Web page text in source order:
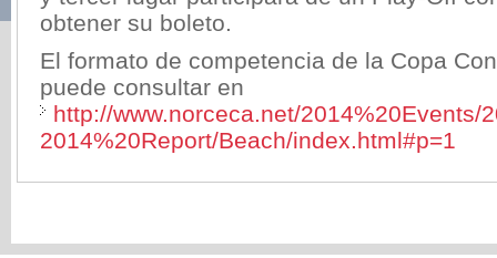
obtener su boleto.
El formato de competencia de la Copa
puede consultar en
http://www.norceca.net/2014%20Events/
2014%20Report/Beach/index.html#p=1